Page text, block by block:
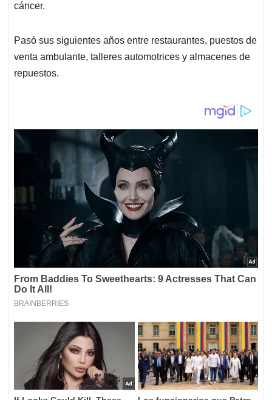
cáncer.
Pasó sus siguientes años entre restaurantes, puestos de
venta ambulante, talleres automotrices y almacenes de
repuestos.